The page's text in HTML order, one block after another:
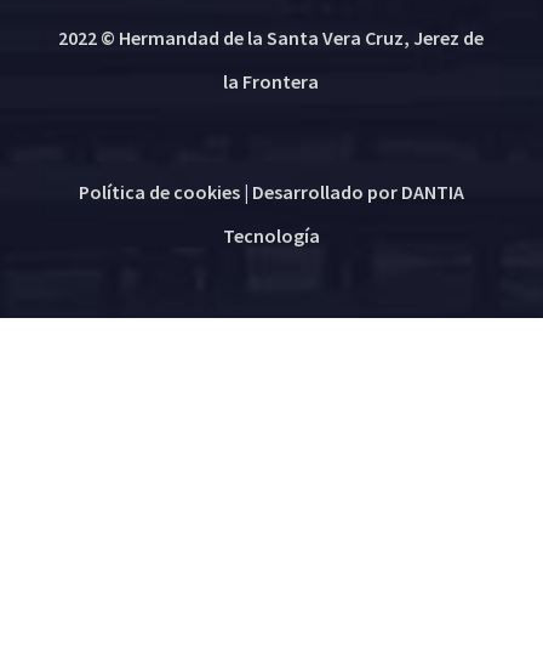
2022 © Hermandad de la Santa Vera Cruz, Jerez de
la Frontera
Política de cookies| Desarrollado por DANTIA
Tecnología